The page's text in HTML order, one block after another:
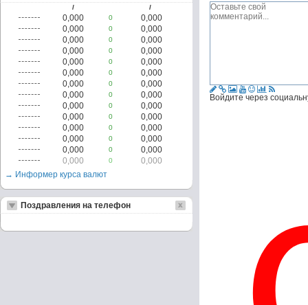
Войдите через
/ /
0,000 0
0,000
0,000
0
0,000
0,000
0
0,000
0,000
0
0,000
0,000
0
0,000
0,000
0
0,000
0,000
0
0,000
0,000
0
0,000
0,000
0
0,000
0,000
0
0,000
0,000
0
0,000
0,000
0
0,000
0,000
0
0,000
0,000
0
0,000
→ Информер курса валют
Поздравления на телефон